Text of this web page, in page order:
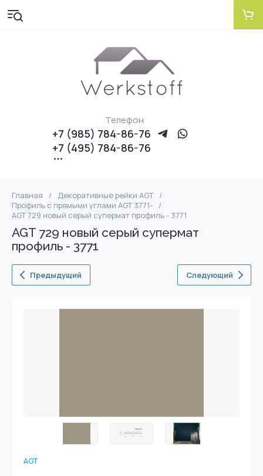
Телефон
+7 (985) 784-86-76
+7 (495) 784-86-76
Главная / Декоративные рейки AGT
/
Профиль с прямыми углами AGT 3771-
/
AGT 729 новый серый супермат профиль - 3771
AGT 729 новый серый супермат
профиль - 3771
Предыдущий Следующий
AGT